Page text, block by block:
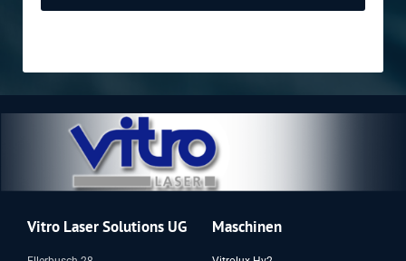
Vitro Laser Solutions UG Maschinen